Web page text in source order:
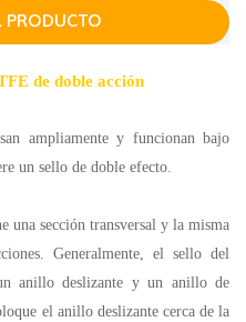
PRODUCTO
de doble acción
ampliamente y funcionan bajo
un sello de doble efecto.
una sección transversal y la misma
Generalmente, el sello del
anillo deslizante y un anillo de
el anillo deslizante cerca de la